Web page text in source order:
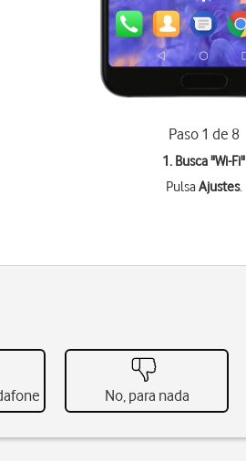
Paso 1 de 8
1. Busca "Wi-Fi"
PulsaAjustes.
No, para nada